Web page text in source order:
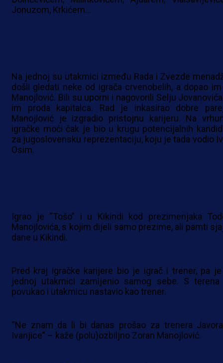
Jonuzom, Krkićem…
Na jednoj su utakmici između Rada i Zvezde
došli gledati neke od igrača crvenobelih, a dopao
Manojlović. Bili su uporni i nagovorili Selju
im proda kapitalca. Rad je inkasirao dobre
Manojlović je izgradio pristojnu karijeru. Na
igračke moći čak je bio u krugu potencijalnih
za jugoslovensku reprezentaciju, koju je tada vodio
Osim.
Igrao je “Tošo” i u Kikindi kod prezimenjaka
Manojlovića, s kojim dijeli samo prezime, ali pamti
dane u Kikindi.
Pred kraj igračke karijere bio je igrač i trener, pa
jednoj utakmici zamijenio samog sebe. S
povukao i utakmicu nastavio kao trener.
“Ne znam da li bi danas prošao za trenera
Ivanjice” – kaže (polu)ozbiljno Zoran Manojlović.